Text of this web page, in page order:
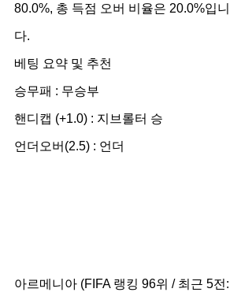
80.0%, 총 득점 오버 비율은 20.0%입니
다.
베팅 요약 및 추천
승무패 : 무승부
핸디캡 (+1.0) : 지브롤터 승
언더오버(2.5) : 언더
아르메니아 (FIFA 랭킹 96위 / 최근 5전: